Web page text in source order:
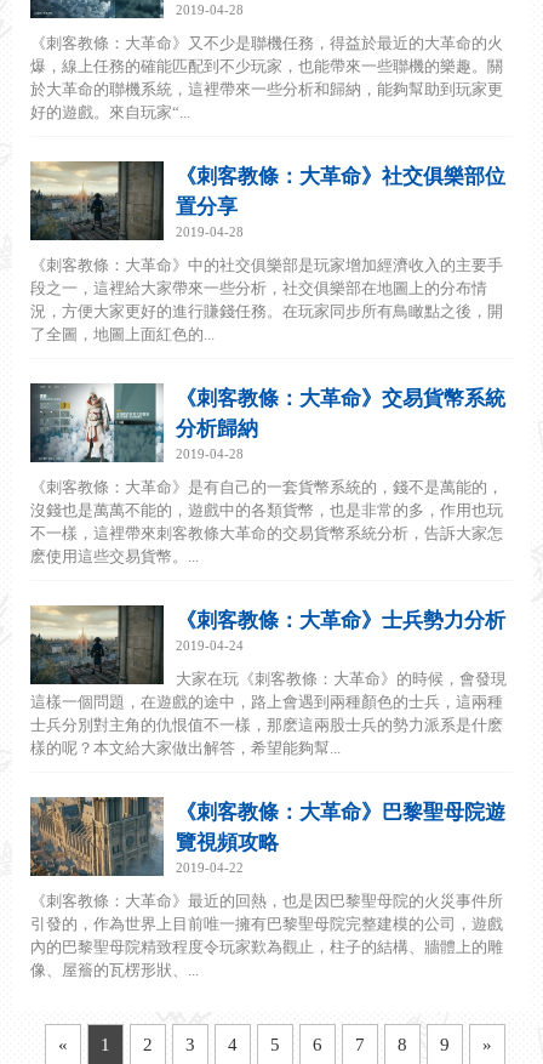
2019-04-28
《刺客教條：大革命》又不少是聯機任務，得益於最近的大革命的火
爆，線上任務的確能匹配到不少玩家，也能帶來一些聯機的樂趣。關
於大革命的聯機系統，這裡帶來一些分析和歸納，能夠幫助到玩家更
好的遊戲。來自玩家“...
《刺客教條：大革命》社交俱樂部位
置分享
2019-04-28
《刺客教條：大革命》中的社交俱樂部是玩家增加經濟收入的主要手
段之一，這裡給大家帶來一些分析，社交俱樂部在地圖上的分布情
況，方便大家更好的進行賺錢任務。在玩家同步所有鳥瞰點之後，開
了全圖，地圖上面紅色的...
《刺客教條：大革命》交易貨幣系統
分析歸納
2019-04-28
《刺客教條：大革命》是有自己的一套貨幣系統的，錢不是萬能的，
沒錢也是萬萬不能的，遊戲中的各類貨幣，也是非常的多，作用也玩
不一樣，這裡帶來刺客教條大革命的交易貨幣系統分析，告訴大家怎
麽使用這些交易貨幣。...
《刺客教條：大革命》士兵勢力分析
2019-04-24
大家在玩《刺客教條：大革命》的時候，會發現
這樣一個問題，在遊戲的途中，路上會遇到兩種顏色的士兵，這兩種
士兵分別對主角的仇恨值不一樣，那麽這兩股士兵的勢力派系是什麽
樣的呢？本文給大家做出解答，希望能夠幫...
《刺客教條：大革命》巴黎聖母院遊
覽視頻攻略
2019-04-22
《刺客教條：大革命》最近的回熱，也是因巴黎聖母院的火災事件所
引發的，作為世界上目前唯一擁有巴黎聖母院完整建模的公司，遊戲
內的巴黎聖母院精致程度令玩家歎為觀止，柱子的結構、牆體上的雕
像、屋簷的瓦楞形狀、...
« 1 2 3 4 5 6 7 8 9 »